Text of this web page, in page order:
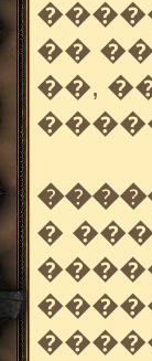
��
��,
�